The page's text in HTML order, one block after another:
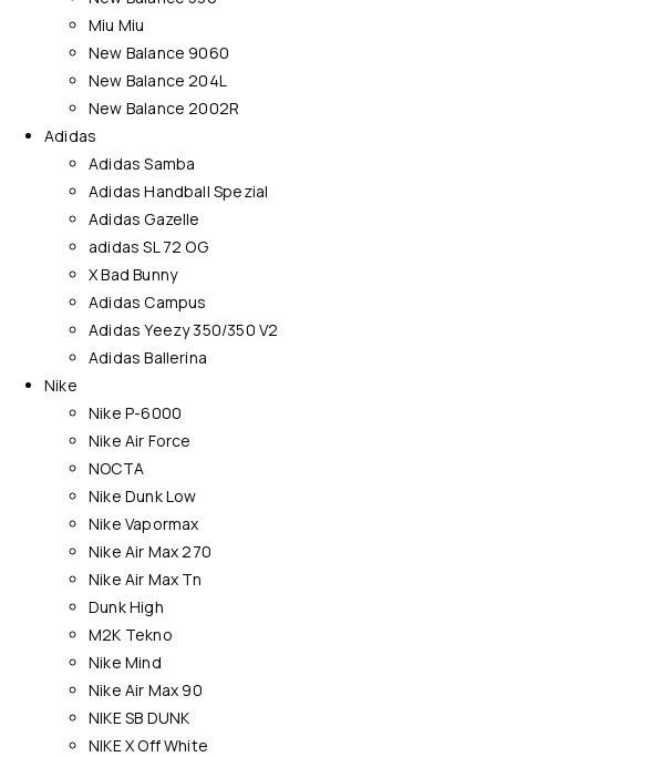
Miu Miu
New Balance 9060
New Balance 204L
New Balance 2002R
Adidas
Adidas Samba
Adidas Handball Spezial
Adidas Gazelle
adidas SL 72 OG
X Bad Bunny
Adidas Campus
Adidas Yeezy 350/350 V2
Adidas Ballerina
Nike
Nike P-6000
Nike Air Force
NOCTA
Nike Dunk Low
Nike Vapormax
Nike Air Max 270
Nike Air Max Tn
Dunk High
M2K Tekno
Nike Mind
Nike Air Max 90
NIKE SB DUNK
NIKE X Off White